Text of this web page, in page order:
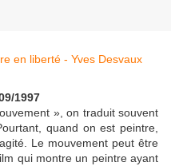
1997
», on traduit souvent
quand on est peintre,
Le mouvement peut être
qui montre un peintre ayant